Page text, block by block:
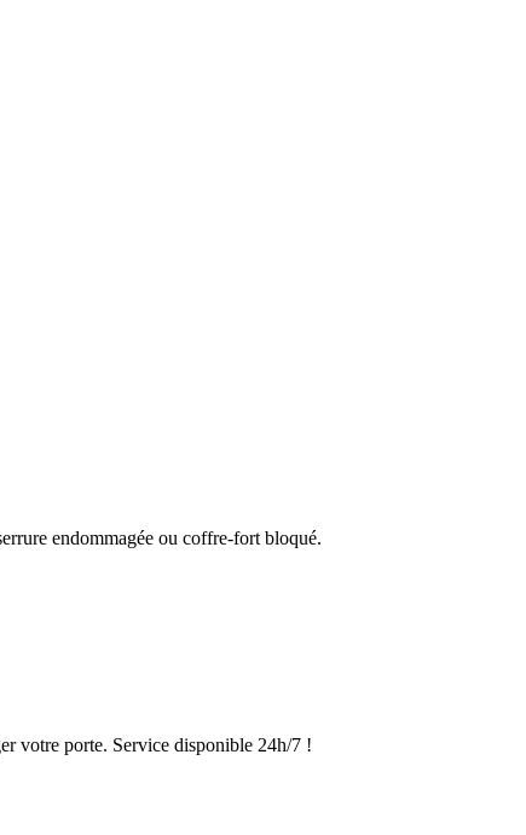
endommagée ou coffre-fort bloqué.
votre porte. Service disponible 24h/7 !